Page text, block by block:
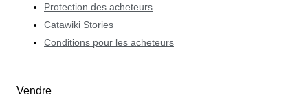
Protection des acheteurs
Catawiki Stories
Conditions pour les acheteurs
Vendre